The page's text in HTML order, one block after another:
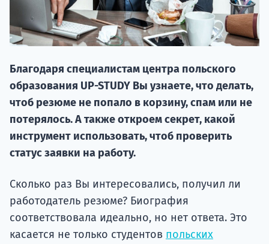
Благодаря специалистам центра польского
образования UP-STUDY Вы узнаете, что делать,
чтоб резюме не попало в корзину, спам или не
потерялось. А также откроем секрет, какой
инструмент использовать, чтоб проверить
статус заявки на работу.
Сколько раз Вы интересовались, получил ли
работодатель резюме? Биография
соответствовала идеально, но нет ответа. Это
касается не только студентов польских
НАБОР